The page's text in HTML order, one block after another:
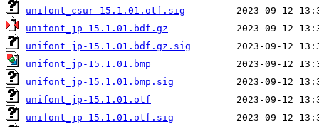
unifont_csur-15.1.01.otf.sig
unifont_jp-15.1.01.bdf.gz
unifont_jp-15.1.01.bdf.gz.sig
unifont_jp-15.1.01.bmp
unifont_jp-15.1.01.bmp.sig
unifont_jp-15.1.01.otf
unifont_jp-15.1.01.otf.sig